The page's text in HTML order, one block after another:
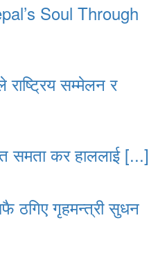
Soul Through
सम्मेलन र
समता कर हाललाई [...]
ठगिए गृहमन्त्री सुधन